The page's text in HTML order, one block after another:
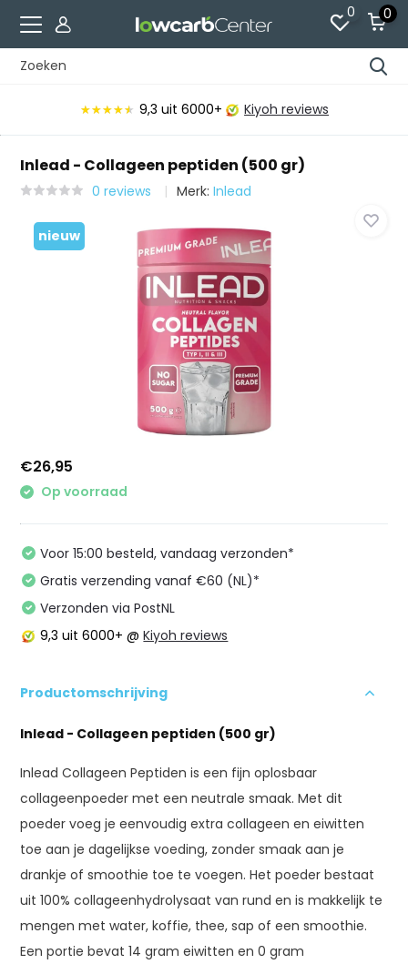
0 0
★★★★★
★★★★★ 9,3 uit 6000+ Kiyoh reviews
Inlead - Collageen peptiden (500 gr)
0 reviews Merk:Inlead
nieuw
€26,95
Op voorraad
Voor 15:00 besteld, vandaag verzonden*
Gratis verzending vanaf €60 (NL)*
Verzonden via PostNL
9,3 uit 6000+ @Kiyoh reviews
Productomschrijving
Inlead - Collageen peptiden (500 gr)
Inlead Collageen Peptiden is een fijn oplosbaar
collageenpoeder met een neutrale smaak. Met dit
poeder voeg je eenvoudig extra collageen en eiwitten
toe aan je dagelijkse voeding, zonder smaak aan je
drankje of smoothie toe te voegen. Het poeder bestaat
uit 100% collageenhydrolysaat van rund en is makkelijk te
mengen met water, koffie, thee, sap of een smoothie.
Een portie bevat 14 gram eiwitten en 0 gram